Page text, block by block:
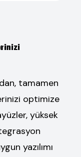
tamamen
optimize
yüksek
yazılımı